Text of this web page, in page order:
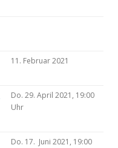
11. Februar 2021
Do. 29. April 2021, 19:00
Uhr
Do. 17. Juni 2021, 19:00